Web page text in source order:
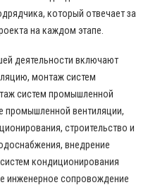
который отвечает за
на каждом этапе.
деятельности включают
монтаж систем
систем промышленной
промышленной вентиляции,
строительство и
внедрение
кондиционирования
инженерное сопровождение